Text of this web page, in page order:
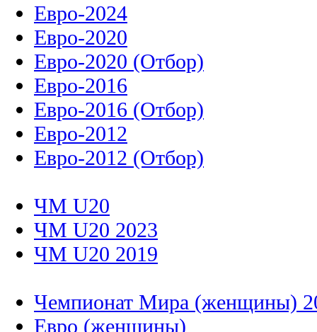
Евро-2024
Евро-2020
Евро-2020 (Отбор)
Евро-2016
Евро-2016 (Отбор)
Евро-2012
Евро-2012 (Отбор)
ЧМ U20
ЧМ U20 2023
ЧМ U20 2019
Чемпионат Мира (женщины)
Евро (женщины)